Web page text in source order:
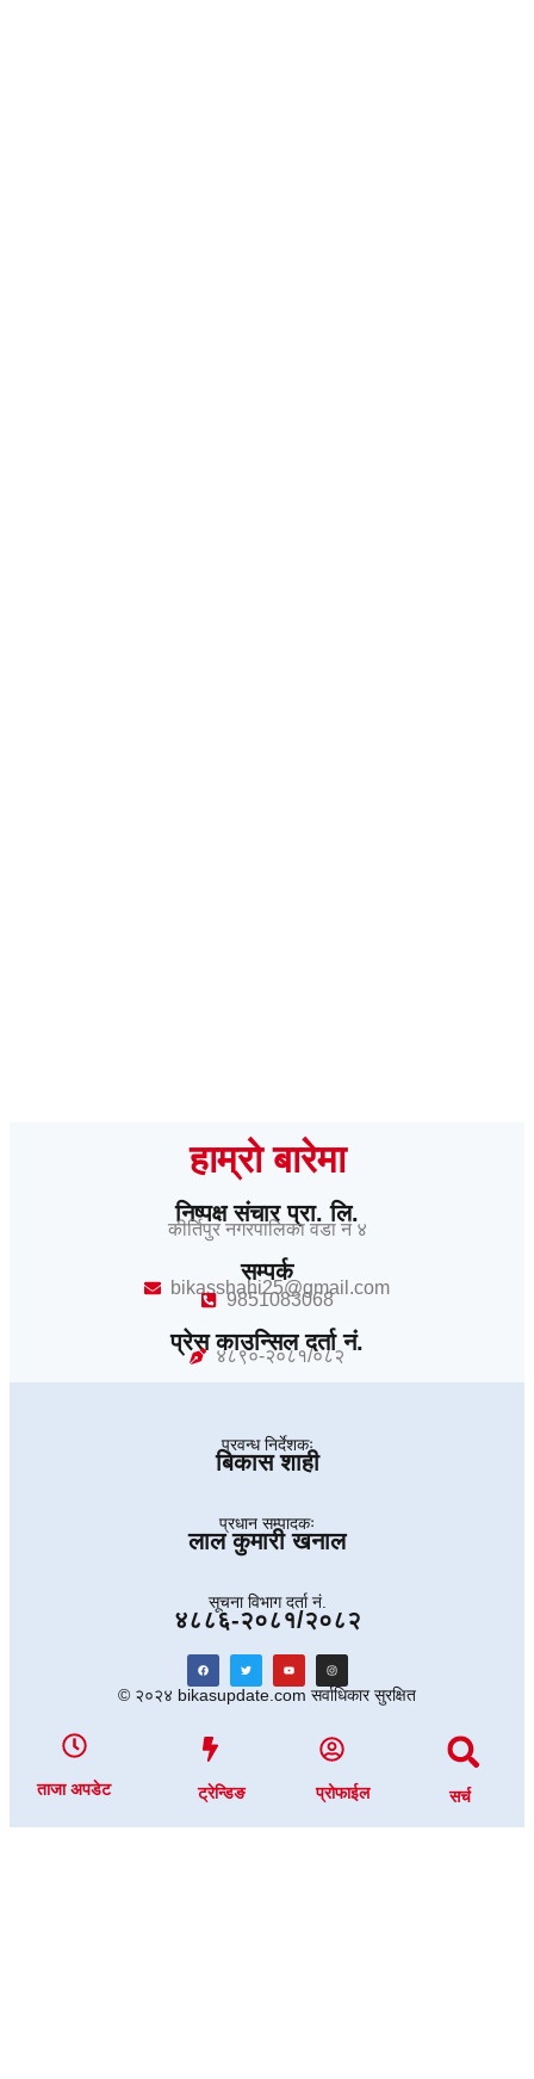
हाम्रो बारेमा
निष्पक्ष संचार प्रा. लि.
कीर्तिपुर नगरपालिका वडा नं ४
सम्पर्क
bikasshahi25@gmail.com
9851083068
प्रेस काउन्सिल दर्ता नं.
४८९०-२०८१/०८२
प्रवन्ध निर्देशकः
बिकास शाही
प्रधान सम्पादकः
लाल कुमारी खनाल
सूचना विभाग दर्ता नं.
४८८६-२०८१/२०८२
© २०२४ bikasupdate.com सर्वाधिकार सुरक्षित
ताजा अपडेट ट्रेन्डिङ प्रोफाईल सर्च